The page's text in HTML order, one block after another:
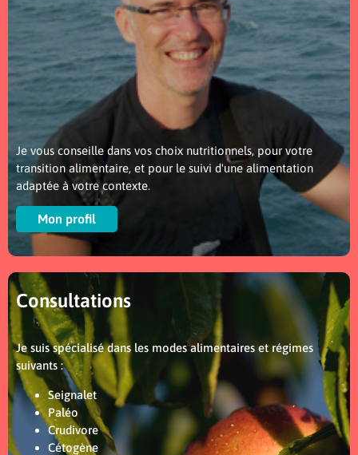
Je vous conseille dans vos choix nutritionnels, pour votre
transition alimentaire, et pour le suivi d'une alimentation
adaptée à votre contexte.
Mon profil
Consultations
Je suis spécialisé dans les modes alimentaires et régimes
suivants :
Seignalet
Paléo
Crudivore
Cétogène